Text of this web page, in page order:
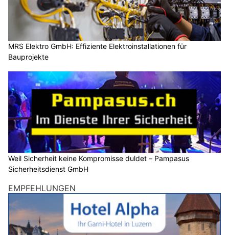
MRS Elektro GmbH: Effiziente Elektroinstallationen für
Bauprojekte
Weil Sicherheit keine Kompromisse duldet – Pampasus
Sicherheitsdienst GmbH
EMPFEHLUNGEN